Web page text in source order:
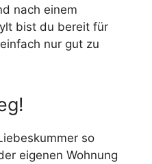
nach einem
bist du bereit für
nur gut zu
so
eigenen Wohnung